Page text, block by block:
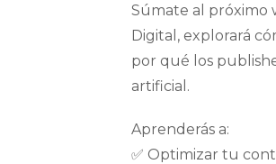
Súmate al próximo
Digital, explorará
por qué los
artificial.
Aprenderás a:
✅ Optimizar tu